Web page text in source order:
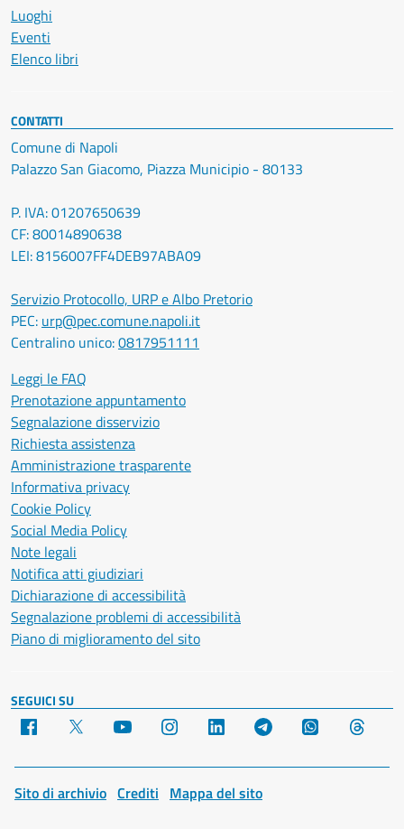
Luoghi
Eventi
Elenco libri
CONTATTI
Comune di Napoli
Palazzo San Giacomo, Piazza Municipio - 80133
P. IVA: 01207650639
CF: 80014890638
LEI: 8156007FF4DEB97ABA09
Servizio Protocollo, URP e Albo Pretorio
PEC: urp@pec.comune.napoli.it
Centralino unico:0817951111
Leggi le FAQ
Prenotazione appuntamento
Segnalazione disservizio
Richiesta assistenza
Amministrazione trasparente
Informativa privacy
Cookie Policy
Social Media Policy
Note legali
Notifica atti giudiziari
Dichiarazione di accessibilità
Segnalazione problemi di accessibilità
Piano di miglioramento del sito
SEGUICI SU
Facebook YouTube Instagram LinkedIn Telegram WhatsApp
Sito di archivio Crediti Mappa del sito